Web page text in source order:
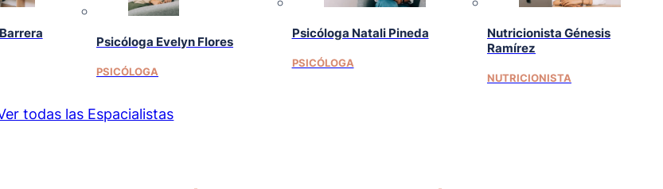
Psicóloga Evelyn Flores
PSICÓLOGA
Psicóloga Natali Pineda
PSICÓLOGA
Nutricionista Génesis
Ramírez
NUTRICIONISTA
todas las Espacialistas